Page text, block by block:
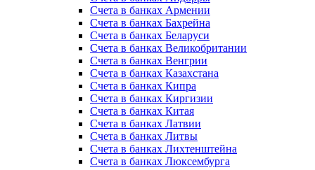
Счета в банках Армении
Счета в банках Бахрейна
Счета в банках Беларуси
Счета в банках Великобритании
Счета в банках Венгрии
Счета в банках Казахстана
Счета в банках Кипра
Счета в банках Киргизии
Счета в банках Китая
Счета в банках Латвии
Счета в банках Литвы
Счета в банках Лихтенштейна
Счета в банках Люксембурга